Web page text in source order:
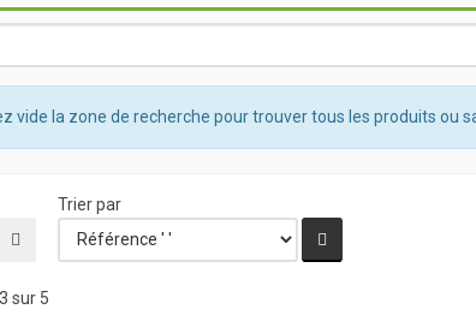
vide la zone de recherche pour trouver tous les produits
Trier par
sur 5